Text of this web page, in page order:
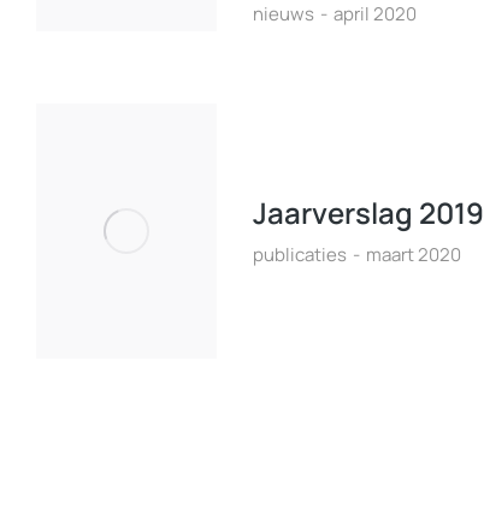
nieuws april 2020
Jaarverslag 2019
publicaties maart 2020